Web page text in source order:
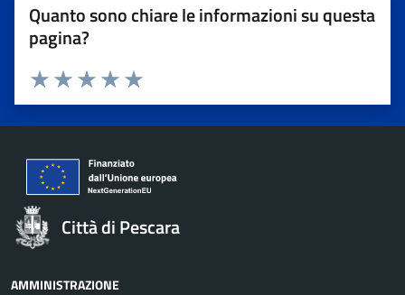
Quanto sono chiare le informazioni su questa
pagina?
Valuta 5 stelle su 5
Valuta 4 stelle su 5
Valuta 3 stelle su 5
Valuta 2 stelle su 5
Valuta 1 stelle su 5
Città di Pescara
AMMINISTRAZIONE